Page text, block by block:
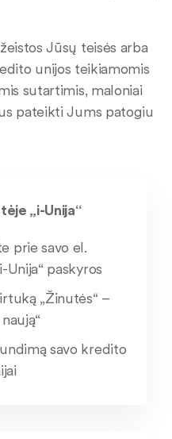
Jūsų teisės arba
unijos teikiamomis
sutartimis, maloniai
pateikti Jums patogiu
„i-Unija“
prie savo el.
Unija“ paskyros
„Žinutės“ –
savo kredito